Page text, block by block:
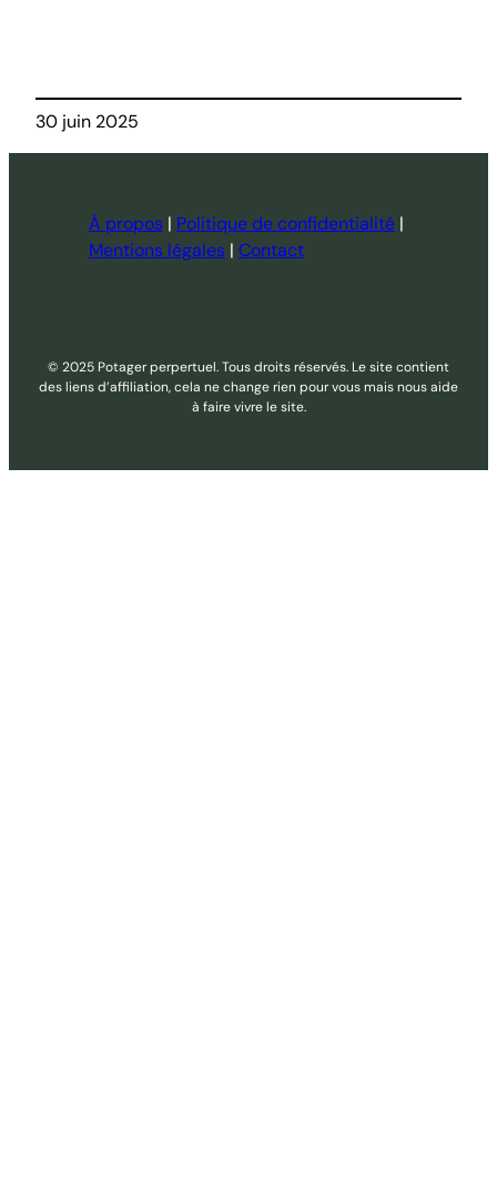
30 juin 2025
À propos | Politique de confidentialité |
Mentions légales | Contact
© 2025 Potager perpertuel. Tous droits réservés. Le site contient
des liens d’affiliation, cela ne change rien pour vous mais nous aide
à faire vivre le site.